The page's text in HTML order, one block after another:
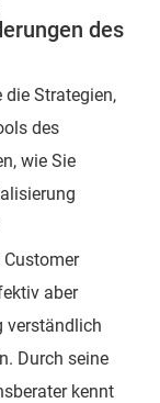
des
die Strategien,
des
wie Sie
aber
verständlich
Durch seine
kennt